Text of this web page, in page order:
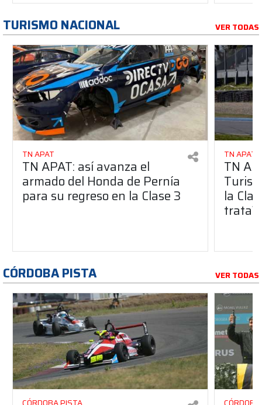
TURISMO NACIONAL VER TODAS
TN APAT
TN APAT: así avanza el
armado del Honda de Pernía
para su regreso en la Clase 3
TN APAT
TN
la
trata?
CÓRDOBA PISTA VER TODAS